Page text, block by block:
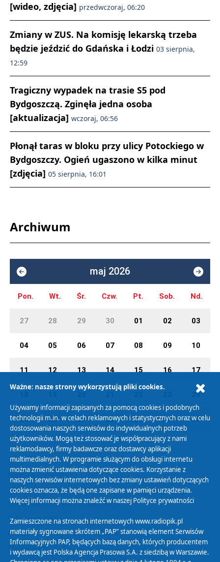
[wideo, zdjęcia] przedwczoraj, 06:20
Zmiany w ZUS. Na komisję lekarską trzeba
będzie jeździć do Gdańska i Łodzi 03 sierpnia,
12:59
Tragiczny wypadek na trasie S5 pod
Bydgoszczą. Zginęła jedna osoba
[aktualizacja] wczoraj, 06:56
Płonął taras w bloku przy ulicy Potockiego w
Bydgoszczy. Ogień ugaszono w kilka minut
[zdjęcia] 05 sierpnia, 16:01
Archiwum
maj 2026
Pon. Wt. Śr. Czw. Pt. Sob. Nd.
27 28 29 30 01 02 03
04 05 06 07 08 09 10
11 12 13 14 15 16 17
24
25 26 27 28 29 30 31
Polityka Prywatności
Zasady korzystania z Serwisu
Organizacje Pożytku Publicznego
Cyfryzacja DAB+
Polityka ochrony danych osobowych
Abonament
Ważne: nasze strony wykorzystują pliki cookies.
Używamy informacji zapisanych za pomocą cookies i podobnych
technologii m.in. w celach reklamowych i statystycznych oraz w celu
dostosowania naszych serwisów do indywidualnych potrzeb
użytkowników. Mogą też stosować je współpracujący z nami
reklamodawcy, firmy badawcze oraz dostawcy aplikacji
multimedialnych. W programie służącym do obsługi internetu
można zmienić ustawienia dotyczące cookies. Korzystanie z
naszych serwisów internetowych bez zmiany ustawień dotyczących
cookies oznacza, że będą one zapisane w pamięci urządzenia.
Więcej informacji można znaleźć w naszej Polityce prywatności
Zamieszczone na stronach internetowych www.radiopik.pl
materiały sygnowane skrótem „PAP” stanowią element Serwisów
Informacyjnych PAP, będących bazą danych, których producentem
i wydawcą jest Polska Agencja Prasowa S.A. z siedzibą w Warszawie.